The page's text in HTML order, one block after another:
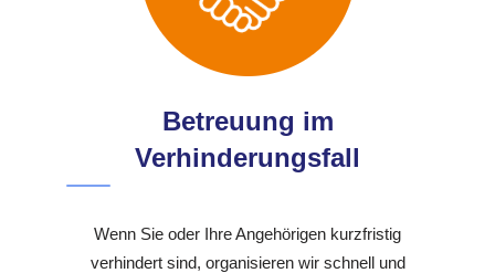
Betreuung im
Verhinderungsfall
Wenn Sie oder Ihre Angehörigen kurzfristig
verhindert sind, organisieren wir schnell und